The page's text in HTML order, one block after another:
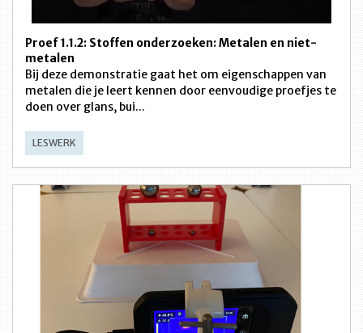
Proef 1.1.2: Stoffen onderzoeken: Metalen en niet-
metalen
Bij deze demonstratie gaat het om eigenschappen van
metalen die je leert kennen door eenvoudige proefjes te
doen over glans, bui...
LESWERK